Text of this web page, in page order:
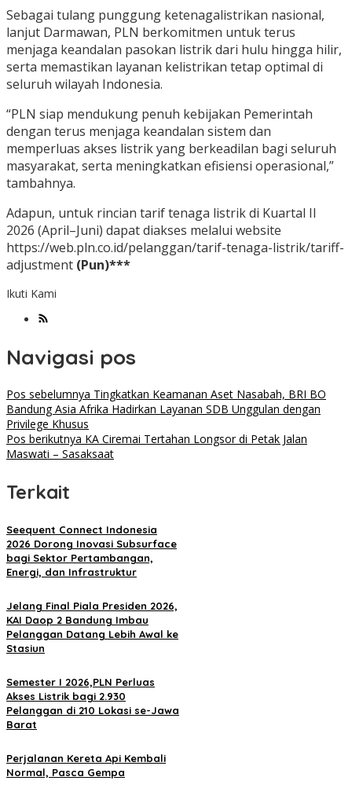
Sebagai tulang punggung ketenagalistrikan nasional,
lanjut Darmawan, PLN berkomitmen untuk terus
menjaga keandalan pasokan listrik dari hulu hingga hilir,
serta memastikan layanan kelistrikan tetap optimal di
seluruh wilayah Indonesia.
“PLN siap mendukung penuh kebijakan Pemerintah
dengan terus menjaga keandalan sistem dan
memperluas akses listrik yang berkeadilan bagi seluruh
masyarakat, serta meningkatkan efisiensi operasional,”
tambahnya.
Adapun, untuk rincian tarif tenaga listrik di Kuartal II
2026 (April–Juni) dapat diakses melalui website
https://web.pln.co.id/pelanggan/tarif-tenaga-listrik/tariff-
adjustment (Pun)***
Ikuti Kami
Navigasi pos
Pos sebelumnya Tingkatkan Keamanan Aset Nasabah, BRI BO
Bandung Asia Afrika Hadirkan Layanan SDB Unggulan dengan
Privilege Khusus
Pos berikutnya KA Ciremai Tertahan Longsor di Petak Jalan
Maswati – Sasaksaat
Terkait
Seequent Connect Indonesia
2026 Dorong Inovasi Subsurface
bagi Sektor Pertambangan,
Energi, dan Infrastruktur
Jelang Final Piala Presiden 2026,
KAI Daop 2 Bandung Imbau
Pelanggan Datang Lebih Awal ke
Stasiun
Semester I 2026,PLN Perluas
Akses Listrik bagi 2.930
Pelanggan di 210 Lokasi se-Jawa
Barat
Perjalanan Kereta Api Kembali
Normal, Pasca Gempa